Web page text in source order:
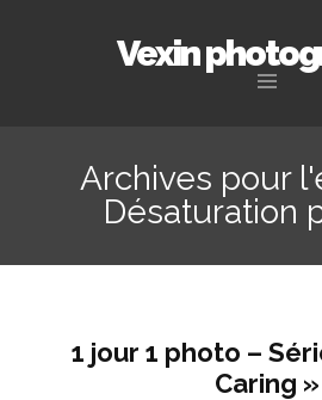
Vexin
Archives pour
Désaturation
1 jour 1 photo –
Caring »